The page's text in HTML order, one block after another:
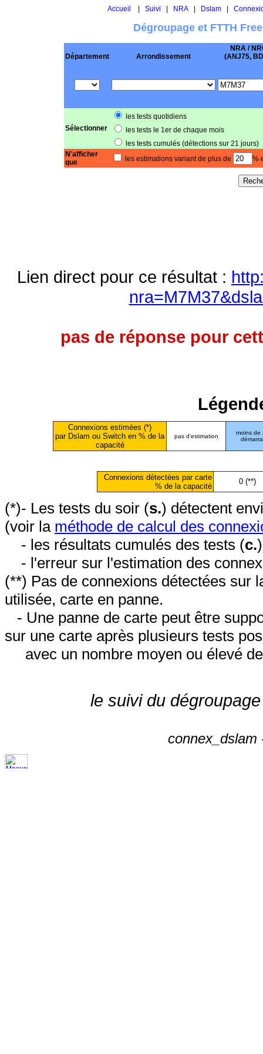
Accueil Suivi NRA| Dslam|
Dégroupage et FTTH
Département Arrondissement
NRA /
(ANJ75,
Sélectionner
les tests quotidiens
les tests le 1er de chaque mois
les tests cumulés (détections sur 21 jours)
N'afficher
que
les estimations variant de plus de %
Lien direct pour ce résultat :
pas de réponse pour
Connexions estimées (*)
par Dslam ou Switch en % de la
capacité
pas d'estimation
moins de
Connexions détectées par carte
% de la capacité
0 (**)
(*)- Les tests du soir (s.) détectent
(voir la méthode de calcul des
- les résultats cumulés des tests (c.
- l'erreur sur l'estimation des
(**) Pas de connexions détectées sur
utilisée, carte en panne.
- Une panne de carte peut être
sur une carte après plusieurs tests
avec un nombre moyen ou élevé
le suivi du
connex_dslam